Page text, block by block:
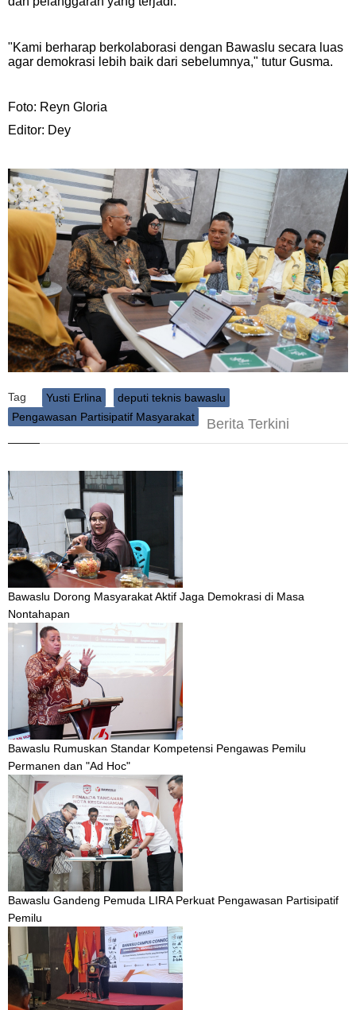
"Kami berharap berkolaborasi dengan Bawaslu secara luas
agar demokrasi lebih baik dari sebelumnya," tutur Gusma.
Foto: Reyn Gloria
Editor: Dey
Tag Yusti Erlina
deputi teknis bawaslu
Pengawasan Partisipatif Masyarakat
Berita Terkini
Bawaslu Dorong Masyarakat Aktif Jaga Demokrasi di Masa
Nontahapan
Bawaslu Rumuskan Standar Kompetensi Pengawas Pemilu
Permanen dan "Ad Hoc"
Bawaslu Gandeng Pemuda LIRA Perkuat Pengawasan Partisipatif
Pemilu